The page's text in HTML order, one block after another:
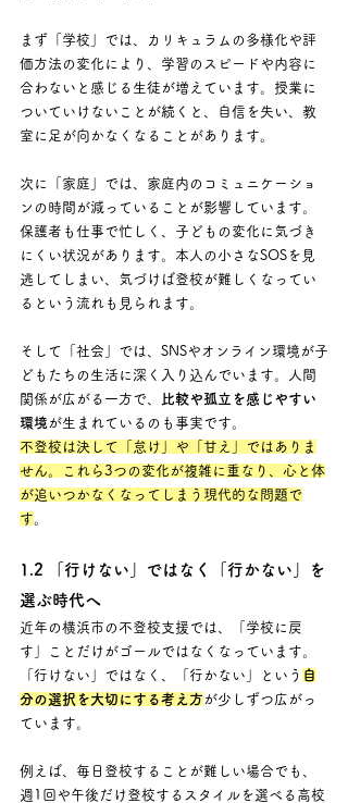
まず「学校」では、カリキュラムの多様化や評
価方法の変化により、学習のスピードや内容に
合わないと感じる生徒が増えています。授業に
ついていけないことが続くと、自信を失い、教
室に足が向かなくなることがあります。
次に「家庭」では、家庭内のコミュニケーショ
ンの時間が減っていることが影響しています。
保護者も仕事で忙しく、子どもの変化に気づき
にくい状況があります。本人の小さなSOSを見
逃してしまい、気づけば登校が難しくなってい
るという流れも見られます。
そして「社会」では、SNSやオンライン環境が子
どもたちの生活に深く入り込んでいます。人間
関係が広がる一方で、
比較や孤立を感じやすい
環境 が生まれているのも事実です。
不登校は決して「怠け」や「甘え」ではありま
せん。これら3つの変化が複雑に重なり、心と体
が追いつかなくなってしまう現代的な問題で
す
1.2 「行けない」ではなく「行かない」を
選ぶ時代へ
近年の横浜市の不登校支援では、「学校に戻
す」ことだけがゴールではなくなっています。
「行けない」ではなく、「行かない」という 自
分の選択を大切にする考え方 が少しずつ広がっ
ています。
例えば、毎日登校することが難しい場合でも、
週1回や午後だけ登校するスタイルを選べる高校